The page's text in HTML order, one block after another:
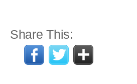
Share This: